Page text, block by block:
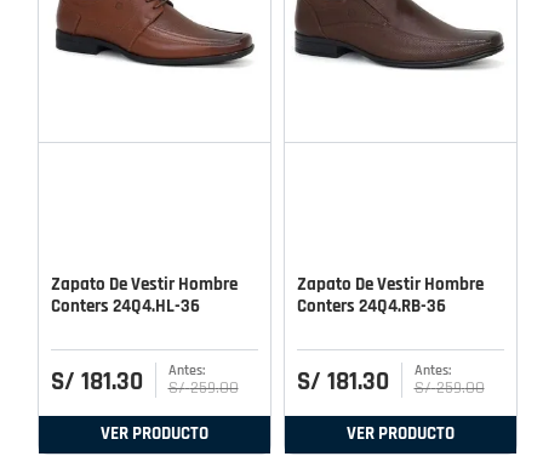
Zapato De Vestir Hombre
Conters 24Q4.HL-36
S/ 181.30 S/ 259.00
VER PRODUCTO
Zapato De Vestir Hombre
Conters 24Q4.RB-36
S/ 181.30 S/ 259.00
VER PRODUCTO